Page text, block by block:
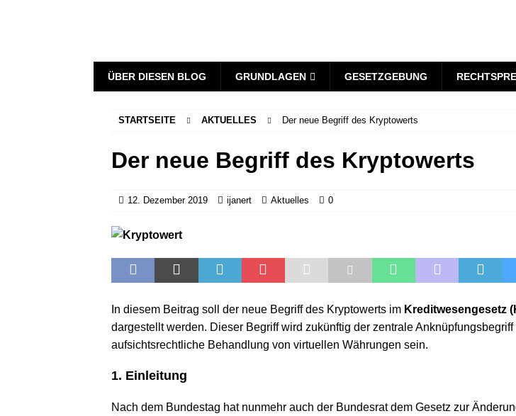
ÜBER DIESEN BLOG GRUNDLAGEN GESETZGEBUNG
STARTSEITE AKTUELLES Der neue Begriff des Kryptowerts
Der neue Begriff des Kryptowerts
12. Dezember 2019 ijanert Aktuelles 0
In diesem Beitrag soll der neue Begriff des Kryptowerts im Kreditwesengesetz
dargestellt werden. Dieser Begriff wird zukünftig der zentrale Anknüpfungsbegriff
aufsichtsrechtliche Behandlung von virtuellen Währungen sein.
1. Einleitung
Nach dem Bundestag hat nunmehr auch der Bundesrat dem Gesetz zur